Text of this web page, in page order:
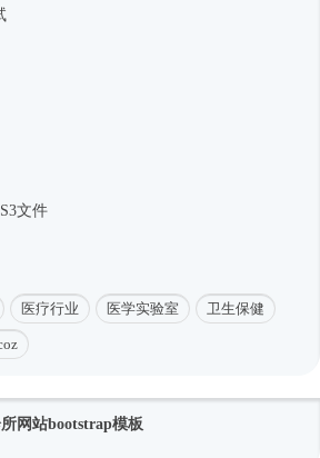
文件
医疗行业 医学实验室 卫生保健
网站bootstrap模板